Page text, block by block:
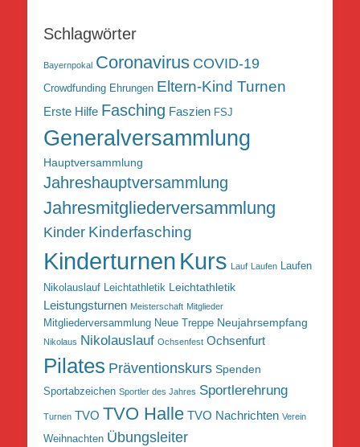
Schlagwörter
Bayernpokal Coronavirus COVID-19
Crowdfunding Ehrungen Eltern-Kind Turnen
Erste Hilfe Fasching Faszien FSJ
Generalversammlung
Hauptversammlung
Jahreshauptversammlung
Jahresmitgliederversammlung
Kinder Kinderfasching
Kinderturnen Kurs Lauf Laufen
Laufen
Nikolauslauf Leichtathletik Leichtathletik
Leistungsturnen Meisterschaft Mitglieder
Mitgliederversammlung Neue Treppe Neujahrsempfang
Nikolaus Nikolauslauf Ochsenfest Ochsenfurt
Pilates Präventionskurs Spenden
Sportabzeichen Sportler des Jahres Sportlerehrung
Turnen TVO TVO Halle TVO Nachrichten Verein
Weihnachten Übungsleiter